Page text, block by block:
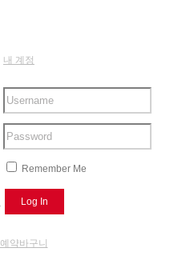
내 계정
Remember Me
예약바구니